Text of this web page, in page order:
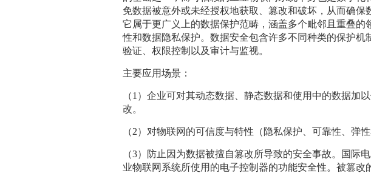
免数据被意外或未经授权地获取、篡改和破坏，从而确保
它属于更广义上的数据保护范畴，涵盖多个毗邻且重叠的
性和数据隐私保护。数据安全包含许多不同种类的保护机
验证、权限控制以及审计与监视。
主要应用场景：
（1）企业可对其动态数据、静态数据和使用中的数据加
改。
（2）对物联网的可信度与特性（隐私保护、可靠性、弹
（3）防止因为数据被擅自篡改所导致的安全事故。国际
业物联网系统所使用的电子控制器的功能安全性。被篡改